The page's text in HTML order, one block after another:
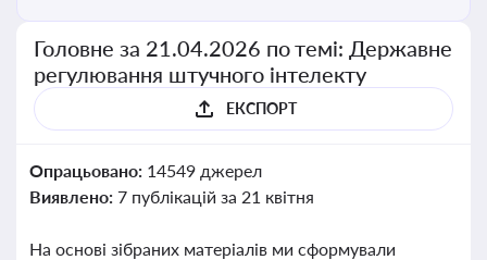
Головне за 21.04.2026 по темі: Державне
регулювання штучного інтелекту
ЕКСПОРТ
Опрацьовано: 14549 джерел
Виявлено: 7 публікацій за 21 квітня
На основі зібраних матеріалів ми сформували